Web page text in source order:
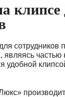
клипсе
сотрудников
являясь частью
удобной